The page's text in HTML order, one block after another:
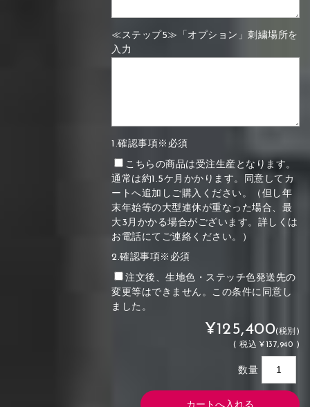
≪ステップ5≫「オプション」刺繍場所を
入力
1.確認事項※必須
こちらの商品は受注生産となります。
通常は約1.5ケ月かかります。同意してカ
ートへ追加しご購入ください。（但し年
末年始等の大型連休が重なった場合、最
大3月かかる場合がございます。詳しくは
お電話にてご連絡ください。）
2.確認事項※必須
注文後、生地色・ステッチ色発送先の
変更等はできません。この条件に同意し
ました。
¥125,400(税別)
(税込 ¥137,940 )
数量